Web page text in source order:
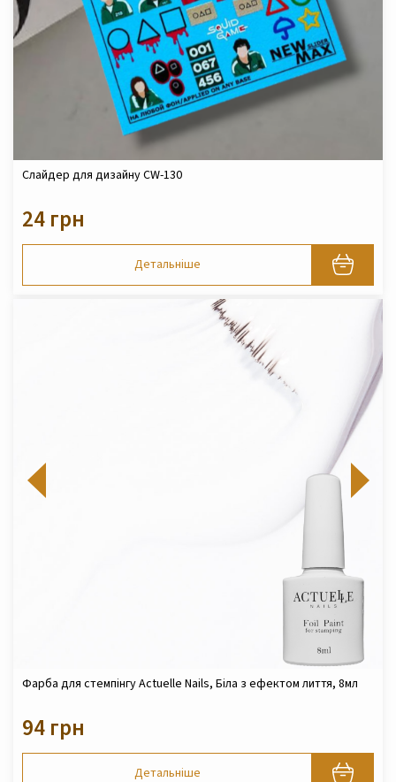
Слайдер для дизайну СW-130
24 грн
Детальніше
Фарба для стемпінгу Actuelle Nails, Біла з ефектом лиття, 8мл
94 грн
Детальніше